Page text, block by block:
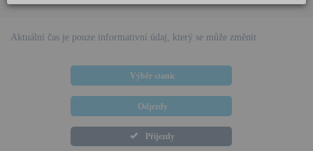
Aktuální čas je pouze informativní údaj, který se může změnit.
Výběr stanic
Odjezdy
Příjezdy